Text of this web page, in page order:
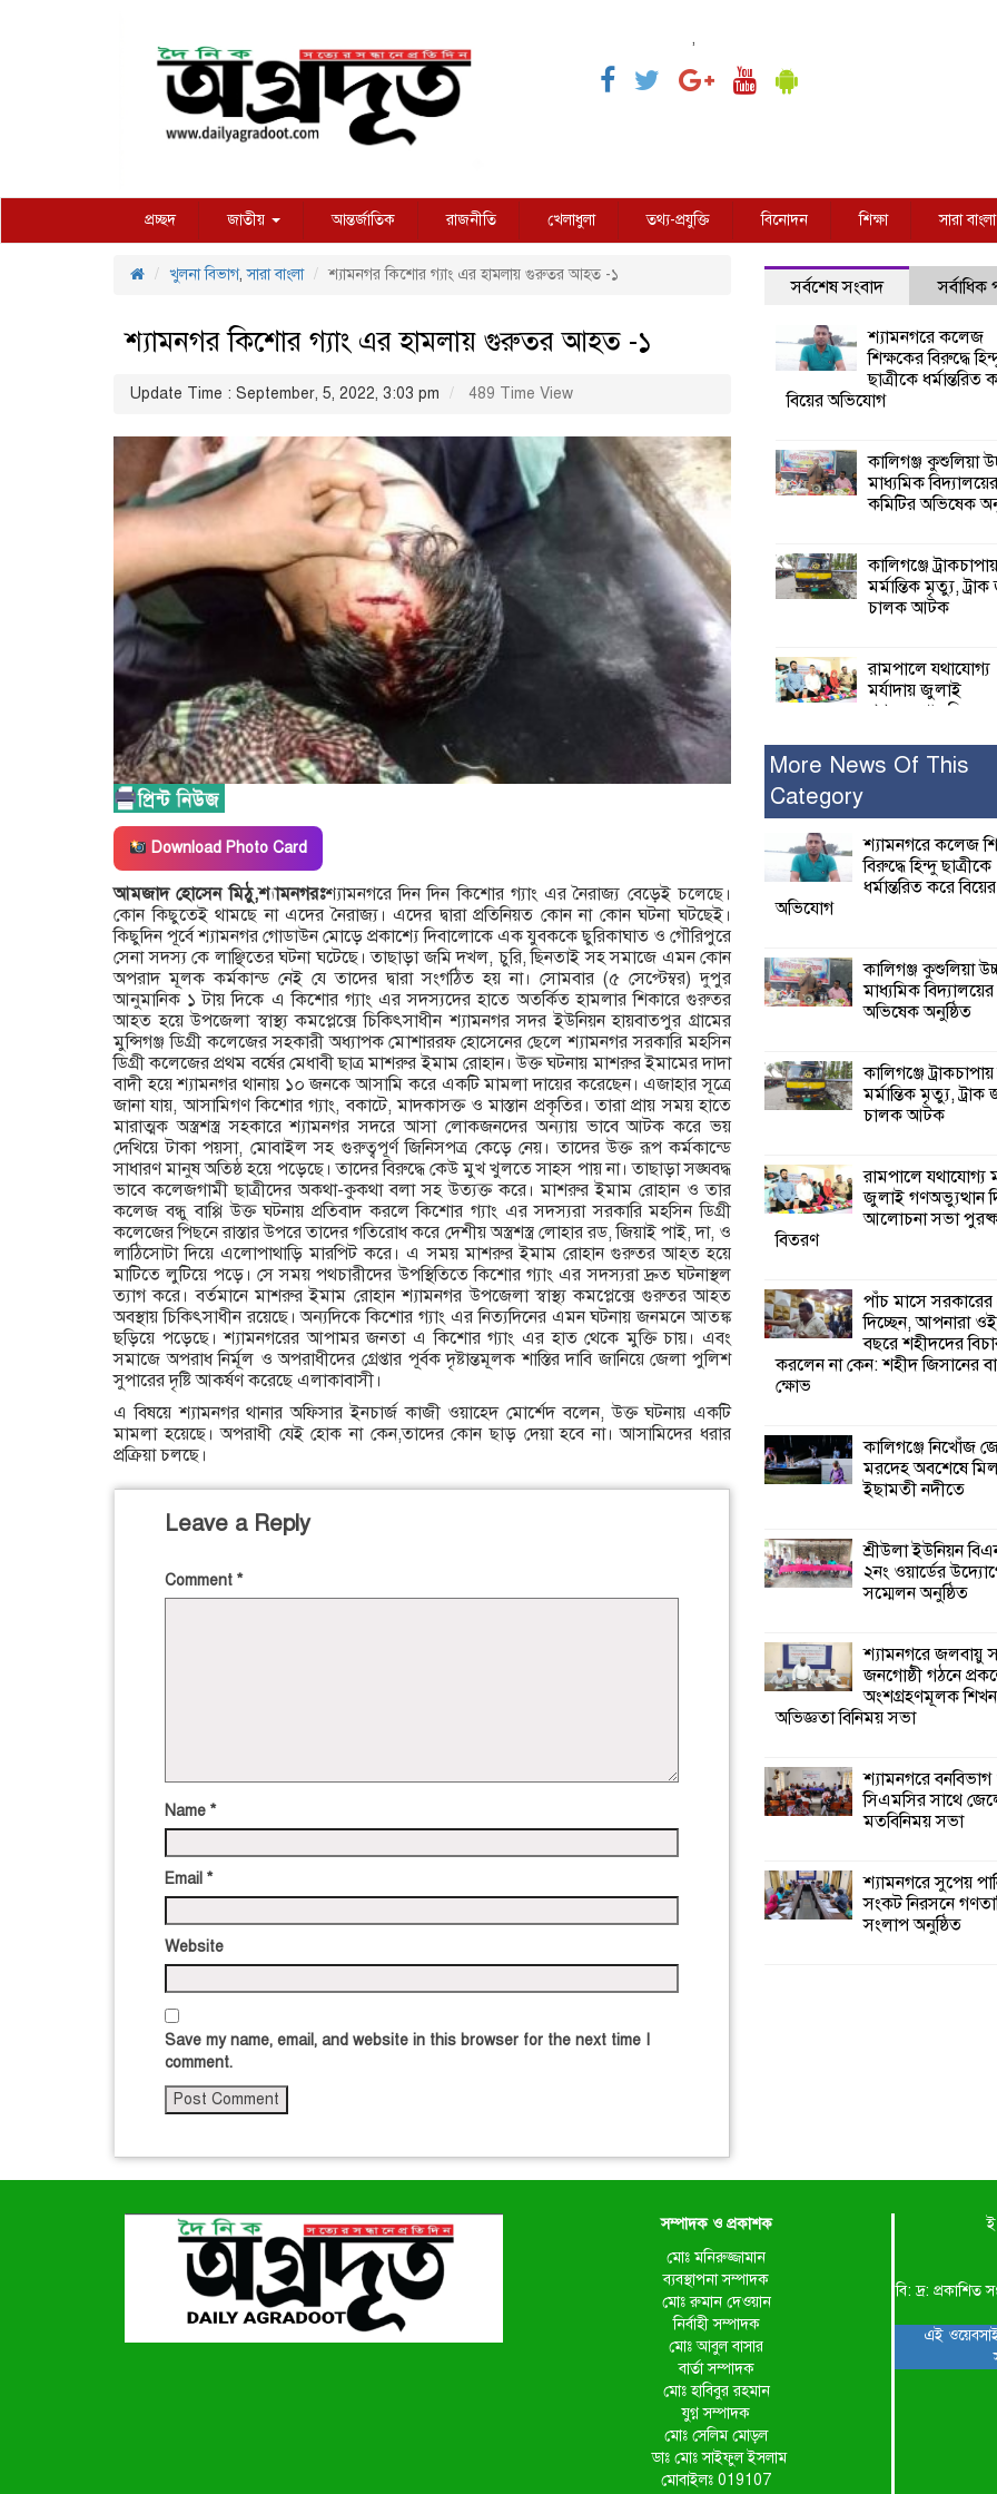
,
প্রচ্ছদ জাতীয় আন্তর্জাতিক রাজনীতি খেলাধুলা তথ্য-প্রযুক্তি বিনোদন শিক্ষা সারা বাংলা
খুলনা বিভাগ,সারা বাংলা শ্যামনগর কিশোর গ্যাং এর হামলায় গুরুতর আহত -১
শ্যামনগর কিশোর গ্যাং এর হামলায় গুরুতর আহত -১
Update Time : September, 5, 2022, 3:03 pm 489 Time View
Download Photo Card
আমজাদ হোসেন মিঠু,শ্যামনগরঃশ্যামনগরে দিন দিন কিশোর গ্যাং এর নৈরাজ্য বেড়েই চলেছে।
কোন কিছুতেই থামছে না এদের নৈরাজ্য। এদের দ্বারা প্রতিনিয়ত কোন না কোন ঘটনা ঘটছেই।
কিছুদিন পূর্বে শ্যামনগর গোডাউন মোড়ে প্রকাশ্যে দিবালোকে এক যুবককে ছুরিকাঘাত ও গৌরিপুরে
সেনা সদস্য কে লাঞ্ছিতের ঘটনা ঘটেছে। তাছাড়া জমি দখল, চুরি, ছিনতাই সহ সমাজে এমন কোন
অপরাদ মূলক কর্মকান্ড নেই যে তাদের দ্বারা সংগঠিত হয় না। সোমবার (৫ সেপ্টেম্বর) দুপুর
আনুমানিক ১ টায় দিকে এ কিশোর গ্যাং এর সদস্যদের হাতে অতর্কিত হামলার শিকারে গুরুতর
আহত হয়ে উপজেলা স্বাস্থ্য কমপ্লেক্সে চিকিৎসাধীন শ্যামনগর সদর ইউনিয়ন হায়বাতপুর গ্রামের
মুন্সিগঞ্জ ডিগ্রী কলেজের সহকারী অধ্যাপক মোশাররফ হোসেনের ছেলে শ্যামনগর সরকারি মহসিন
ডিগ্রী কলেজের প্রথম বর্ষের মেধাবী ছাত্র মাশরুর ইমাম রোহান। উক্ত ঘটনায় মাশরুর ইমামের দাদা
বাদী হয়ে শ্যামনগর থানায় ১০ জনকে আসামি করে একটি মামলা দায়ের করেছেন। এজাহার সূত্রে
জানা যায়, আসামিগণ কিশোর গ্যাং, বকাটে, মাদকাসক্ত ও মাস্তান প্রকৃতির। তারা প্রায় সময় হাতে
মারাত্মক অস্ত্রশস্ত্র সহকারে শ্যামনগর সদরে আসা লোকজনদের অন্যায় ভাবে আটক করে ভয়
দেখিয়ে টাকা পয়সা, মোবাইল সহ গুরুত্বপূর্ণ জিনিসপত্র কেড়ে নেয়। তাদের উক্ত রূপ কর্মকান্ডে
সাধারণ মানুষ অতিষ্ঠ হয়ে পড়েছে। তাদের বিরুদ্ধে কেউ মুখ খুলতে সাহস পায় না। তাছাড়া সঙ্ঘবদ্ধ
ভাবে কলেজগামী ছাত্রীদের অকথা-কুকথা বলা সহ উত্যক্ত করে। মাশরুর ইমাম রোহান ও তার
কলেজ বন্ধু বাপ্পি উক্ত ঘটনায় প্রতিবাদ করলে কিশোর গ্যাং এর সদস্যরা সরকারি মহসিন ডিগ্রী
কলেজের পিছনে রাস্তার উপরে তাদের গতিরোধ করে দেশীয় অস্ত্রশস্ত্র লোহার রড, জিয়াই পাই, দা, ও
লাঠিসোটা দিয়ে এলোপাথাড়ি মারপিট করে। এ সময় মাশরুর ইমাম রোহান গুরুতর আহত হয়ে
মাটিতে লুটিয়ে পড়ে। সে সময় পথচারীদের উপস্থিতিতে কিশোর গ্যাং এর সদস্যরা দ্রুত ঘটনাস্থল
ত্যাগ করে। বর্তমানে মাশরুর ইমাম রোহান শ্যামনগর উপজেলা স্বাস্থ্য কমপ্লেক্সে গুরুতর আহত
অবস্থায় চিকিৎসাধীন রয়েছে। অন্যদিকে কিশোর গ্যাং এর নিত্যদিনের এমন ঘটনায় জনমনে আতঙ্ক
ছড়িয়ে পড়েছে। শ্যামনগরের আপামর জনতা এ কিশোর গ্যাং এর হাত থেকে মুক্তি চায়। এবং
সমাজে অপরাধ নির্মূল ও অপরাধীদের গ্রেপ্তার পূর্বক দৃষ্টান্তমূলক শাস্তির দাবি জানিয়ে জেলা পুলিশ
সুপারের দৃষ্টি আকর্ষণ করেছে এলাকাবাসী।
এ বিষয়ে শ্যামনগর থানার অফিসার ইনচার্জ কাজী ওয়াহেদ মোর্শেদ বলেন, উক্ত ঘটনায় একটি
মামলা হয়েছে। অপরাধী যেই হোক না কেন,তাদের কোন ছাড় দেয়া হবে না। আসামিদের ধরার
প্রক্রিয়া চলছে।
Leave a Reply
Comment *
Name *
Email *
Website
Save my name, email, and website in this browser for the next time I
comment.
সর্বশেষ সংবাদ সর্বাধিক
শ্যামনগরে কলেজ
শিক্ষকের বিরুদ্ধে
ছাত্রীকে ধর্মান্তরিত
বিয়ের অভিযোগ
কালিগঞ্জ কুশুলিয়া
মাধ্যমিক বিদ্যালয়ের
কমিটির অভিষেক
কালিগঞ্জে
মর্মান্তিক মৃত্যু,
চালক আটক
রামপালে যথাযোগ্য
মর্যাদায় জুলাই
গণঅভ্যুত্থান দিবসে
কাদেরসহ
বিরুদ্ধে যুক্তিতর্ক
ট্রাইব্যুনালে
নুরুল হক নুর
পাঁচ মাসে সরকারের
বছরে শহীদদের
করলেন না কেন: শহীদ জিসানের
ক্ষোভ
কালিগঞ্জে নিখোঁজ
মরদেহ অবশেষে
ইছামতী নদীতে
২নং ওয়ার্ডের
কর্মী সম্মেলন
শ্যামনগরে জলবায়ু
শিখন ও অভিজ্ঞতা বিনিময় সভা
More News Of This
Category
শ্যামনগরে কলেজ
বিরুদ্ধে হিন্দু ছাত্রীকে
ধর্মান্তরিত করে বিয়ের
অভিযোগ
কালিগঞ্জ কুশুলিয়া
মাধ্যমিক
অভিষেক অনুষ্ঠিত
কালিগঞ্জে
মর্মান্তিক মৃত্যু, ট্রাক
চালক আটক
রামপালে যথাযোগ্য
জুলাই গণঅভ্যুত্থান
আলোচনা সভা
বিতরণ
পাঁচ মাসে
দিচ্ছেন, আপনারা
বছরে শহীদদের
করলেন না কেন: শহীদ জিসানের
ক্ষোভ
কালিগঞ্জে নিখোঁজ
মরদেহ অবশেষে
ইছামতী নদীতে
শ্রীউলা ইউনিয়ন
২নং ওয়ার্ডের
সম্মেলন অনুষ্ঠিত
শ্যামনগরে জলবায়ু
জনগোষ্ঠী গঠনে
অংশগ্রহণমূলক
অভিজ্ঞতা বিনিময় সভা
শ্যামনগরে
সিএমসির সাথে
মতবিনিময় সভা
শ্যামনগরে সুপেয়
সংকট নিরসনে
সংলাপ অনুষ্ঠিত
সম্পাদক ও প্রকাশক
মোঃ মনিরুজ্জামান
ব্যবস্থাপনা সম্পাদক
মোঃ রুমান দেওয়ান
নির্বাহী সম্পাদক
মোঃ আবুল বাসার
বার্তা সম্পাদক
মোঃ হাবিবুর রহমান
যুগ্ন সম্পাদক
মোঃ সেলিম মোড়ল
ডাঃ মোঃ সাইফুল ইসলাম
মোবাইলঃ 019107
বি: দ্র:
এই